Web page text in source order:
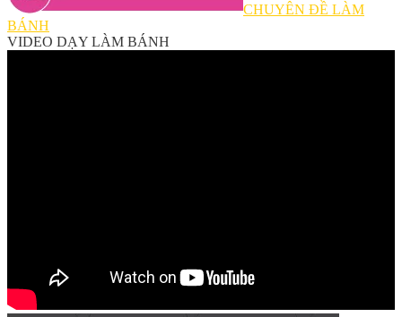
CHUYÊN ĐỀ LÀM
BÁNH
VIDEO DẠY LÀM BÁNH